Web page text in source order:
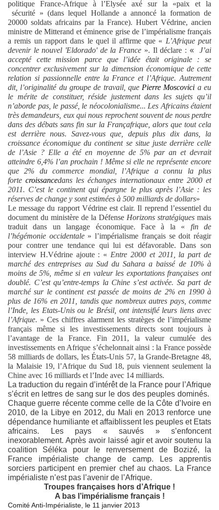
politique France-Afrique à l’Elysée axé sur la «paix et la
sécurité » (dans lequel Hollande a annoncé la formation de
20000 soldats africains par la France). Hubert Védrine, ancien
ministre de Mitterand et éminence grise de l’impérialisme français
a remis un rapport dans le quel il affirme que « L’Afrique peut
devenir le nouvel 'Eldorado' de la France ». Il déclare : «J’ai
accepté cette mission parce que l’idée était originale : se
concentrer exclusivement sur la dimension économique de cette
relation si passionnelle entre la France et l’Afrique. Autrement
dit, l’originalité du groupe de travail, que Pierre Moscovici a eu
le mérite de constituer, réside justement dans les sujets qu’il
n’aborde pas, le passé, le néocolonialisme... Les Africains étaient
très demandeurs, eux qui nous reprochent souvent de nous perdre
dans des débats sans fin sur la Françafrique, alors que tout cela
est derrière nous. Savez-vous que, depuis plus dix dans, la
croissance économique du continent se situe juste derrière celle
de l’Asie ? Elle a été en moyenne de 5% par an et devrait
atteindre 6,4% l’an prochain ! Même si elle ne représente encore
que 2% du commerce mondial, l’Afrique a connu la plus
forte croissancedans les échanges internationaux entre 2000 et
2011. C’est le continent qui épargne le plus après l’Asie : les
réserves de change y sont estimées à 500 milliards de dollars»
Le message du rapport Védrine est clair. Il reprend l’essentiel du
document du ministère de la Défense Horizons stratégiques mais
traduit dans un langage économique. Face à la « fin de
l’hégémonie occidentale» l’impérialisme français se doit réagir
pour contrer une tendance qui lui est défavorable. Dans son
interview H.Védrine ajoute : « Entre 2000 et 2011, la part de
marché des entreprises au Sud du Sahara a baissé de 10% à
moins de 5%, même si en valeur les exportations françaises ont
doublé. C’est qu’entre-temps la Chine s’est activée. Sa part de
marché sur le continent est passée de moins de 2% en 1990 à
plus de 16% en 2011, tandis que nombreux autres pays, comme
l’Inde, les Etats-Unis ou le Brésil, ont intensifié leurs liens avec
l’Afrique. » Ces chiffres alarment les stratèges de l’impérialisme
français même si les investissements directs sont toujours à
l’avantage de la France. Fin 2011, la valeur cumulée des
investissements en Afrique s’échelonnait ainsi : la France possède
58 milliards de dollars, les États-Unis 57, la Grande-Bretagne 48,
la Malaisie 19, l’Afrique du Sud 18, puis viennent seulement la
Chine avec 16 milliards et l’Inde avec 14 milliards.
La traduction du regain d’intérêt de la France pour l’Afrique
s’écrit en lettres de sang sur le dos des peuples dominés.
Chaque guerre récente comme celle de la Côte d’Ivoire en
2010, de la Libye en 2012, du Mali en 2013 renforce une
dépendance humiliante et affaiblissent les peuples et Etats
africains. Les pays « sauvés » s’enfoncent
inexorablement. Après avoir laissé agir et avoir soutenu la
coalition Séléka pour le renversement de Bozizé, la
France impérialiste change de camp. Les apprentis
sorciers participent en premier chef au chaos. La France
impérialiste n’est pas l’avenir de l’Afrique.
Troupes françaises hors d’Afrique !
A bas l’impérialisme français !
Comité Anti-Impérialiste, le 11 janvier 2013